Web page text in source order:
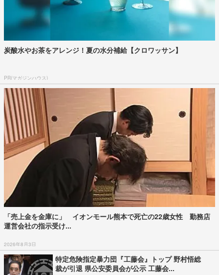
炭酸水やお茶をアレンジ！夏の水分補給【クロワッサン】
PR(マガジンハウス)
「売上金を金庫に」 イオンモール熊本で死亡の22歳女性 勤務店
運営会社の指示受け...
2026年8月3日
特定危険指定暴力団『工藤会』トップ 野村悟総
裁が引退 県公安委員会が公示 工藤会...